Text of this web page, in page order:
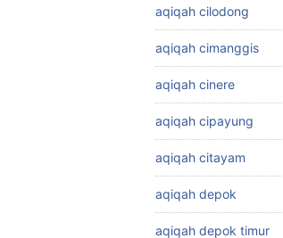
aqiqah cilodong
aqiqah cimanggis
aqiqah cinere
aqiqah cipayung
aqiqah citayam
aqiqah depok
aqiqah depok timur